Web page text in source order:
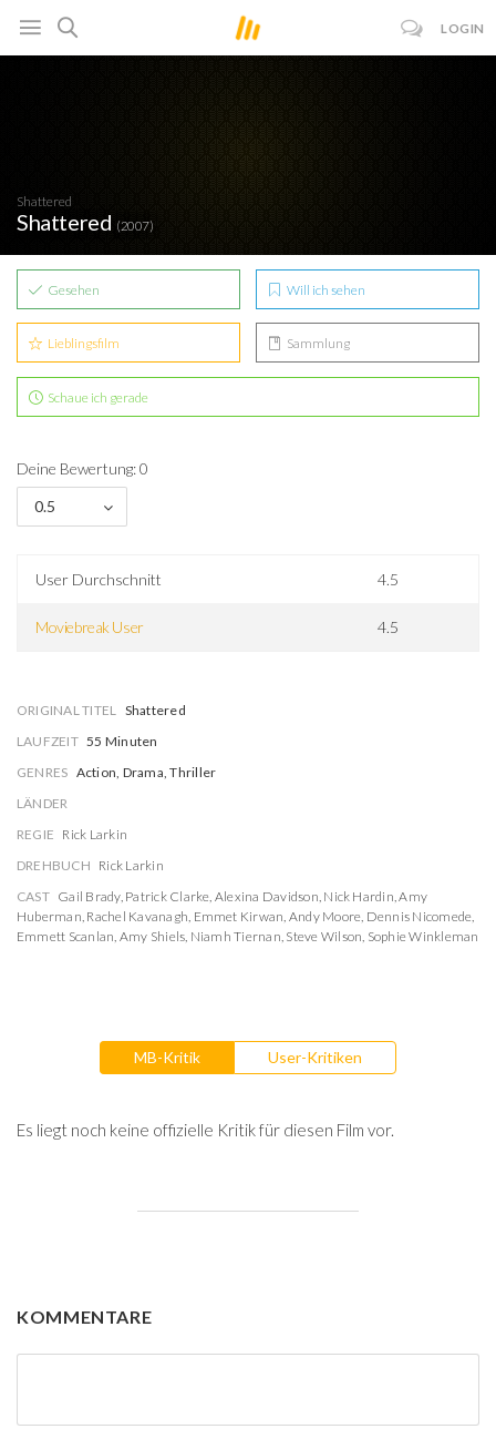
LOGIN
Shattered
Shattered (2007)
Gesehen Will ich sehen
Lieblingsfilm Sammlung
Schaue ich gerade
Deine Bewertung: 0
0.5
User Durchschnitt 4.5
Moviebreak User 4.5
ORIGINAL TITEL Shattered
LAUFZEIT 55 Minuten
GENRES Action, Drama, Thriller
LÄNDER
REGIE Rick Larkin
DREHBUCH Rick Larkin
CAST Gail Brady, Patrick Clarke, Alexina Davidson, Nick Hardin,Amy
Huberman, Rachel Kavanagh, Emmet Kirwan, Andy Moore, Dennis Nicomede,
Emmett Scanlan, Amy Shiels, Niamh Tiernan, Steve Wilson, Sophie Winkleman
MB-Kritik User-Kritiken
Es liegt noch keine offizielle Kritik für diesen Film vor.
KOMMENTARE